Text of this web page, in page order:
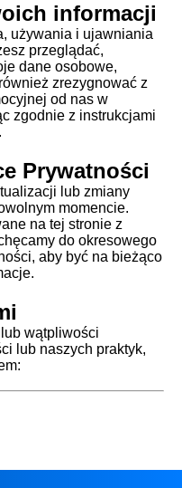
informacji
używania i ujawniania
przeglądać,
dane osobowe,
zrezygnować z
od nas w
zgodnie z instrukcjami
Prywatności
lub zmiany
momencie.
na tej stronie z
do okresowego
aby być na bieżąco
wątpliwości
lub naszych praktyk,